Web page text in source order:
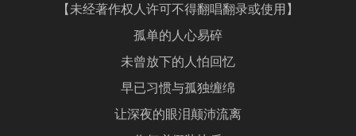
【未经著作权人许可不得翻唱翻录或使用】
孤单的人心易碎
未曾放下的人怕回忆
早已习惯与孤独缠绵
让深夜的眼泪颠沛流离